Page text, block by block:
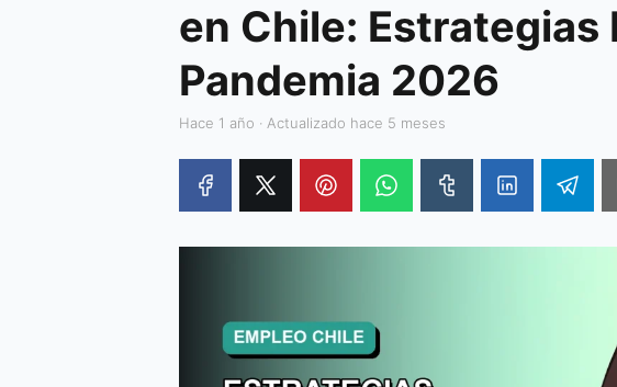
en Chile: Estrategias
Pandemia 2026
hace 1 año · Actualizado hace 5 meses